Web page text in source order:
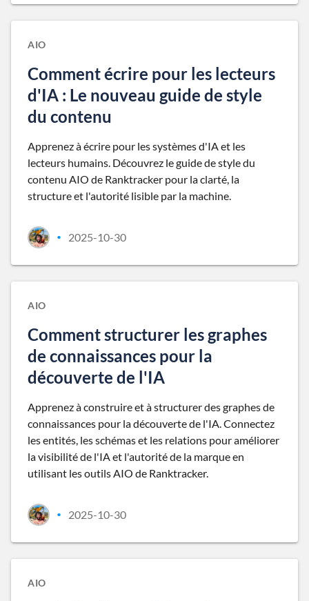
AIO
Comment écrire pour les lecteurs
d'IA : Le nouveau guide de style
du contenu
Apprenez à écrire pour les systèmes d'IA et les
lecteurs humains. Découvrez le guide de style du
contenu AIO de Ranktracker pour la clarté, la
structure et l'autorité lisible par la machine.
• 2025-10-30
AIO
Comment structurer les graphes
de connaissances pour la
découverte de l'IA
Apprenez à construire et à structurer des graphes de
connaissances pour la découverte de l'IA. Connectez
les entités, les schémas et les relations pour améliorer
la visibilité de l'IA et l'autorité de la marque en
utilisant les outils AIO de Ranktracker.
• 2025-10-30
AIO